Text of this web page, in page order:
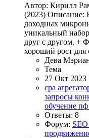
Автор: Кирилл
(2023) Описание:
доходных
уникальный
друг с другом. +
хороший рост для
Дева
Тема
27 Окт 2023
cpa
запросы
обучение пф
Ответы: 8
Форум: